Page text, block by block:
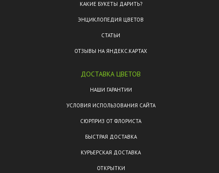
КАКИЕ БУКЕТЫ ДАРИТЬ?
ЭНЦИКЛОПЕДИЯ ЦВЕТОВ
СТАТЬИ
ОТЗЫВЫ НА ЯНДЕКС.КАРТАХ
ДОСТАВКА ЦВЕТОВ
НАШИ ГАРАНТИИ
УСЛОВИЯ ИСПОЛЬЗОВАНИЯ САЙТА
СЮРПРИЗ ОТ ФЛОРИСТА
БЫСТРАЯ ДОСТАВКА
КУРЬЕРСКАЯ ДОСТАВКА
ОТКРЫТКИ